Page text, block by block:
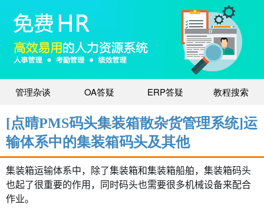
管理杂谈 OA答疑 ERP答疑 教程搜索
[点晴PMS码头集装箱散杂货管理系统]运
输体系中的集装箱码头及其他
集装箱运输体系中，除了集装箱和集装箱船舶，集装箱码头
也起了很重要的作用，同时码头也需要很多机械设备来配合
作业。